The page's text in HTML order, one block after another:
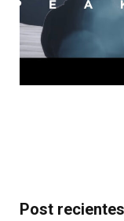
Post recientes